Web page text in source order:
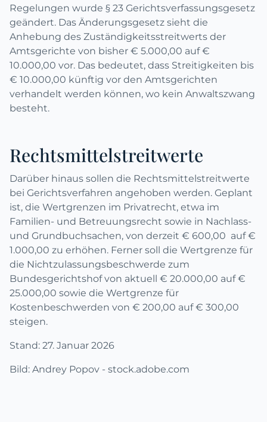
Regelungen wurde § 23 Gerichtsverfassungsgesetz
geändert. Das Änderungsgesetz sieht die
Anhebung des Zuständigkeitsstreitwerts der
Amtsgerichte von bisher € 5.000,00 auf €
10.000,00 vor. Das bedeutet, dass Streitigkeiten bis
€ 10.000,00 künftig vor den Amtsgerichten
verhandelt werden können, wo kein Anwaltszwang
besteht.
Rechtsmittelstreitwerte
Darüber hinaus sollen die Rechtsmittelstreitwerte
bei Gerichtsverfahren angehoben werden. Geplant
ist, die Wertgrenzen im Privatrecht, etwa im
Familien- und Betreuungsrecht sowie in Nachlass-
und Grundbuchsachen, von derzeit € 600,00 auf €
1.000,00 zu erhöhen. Ferner soll die Wertgrenze für
die Nichtzulassungsbeschwerde zum
Bundesgerichtshof von aktuell € 20.000,00 auf €
25.000,00 sowie die Wertgrenze für
Kostenbeschwerden von € 200,00 auf € 300,00
steigen.
Stand: 27. Januar 2026
Bild: Andrey Popov - stock.adobe.com